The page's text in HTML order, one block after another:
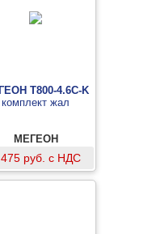
T800-4.6C-K
комплект жал
МЕГЕОН
руб. с НДС